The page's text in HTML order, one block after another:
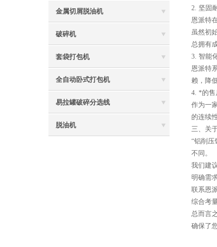
金属切屑脱油机
破碎机
套袋打包机
全自动卧式打包机
易拉罐破碎分选线
脱油机
2. 坚固
恩派特
虽然初
总拥有
3. 智能
恩派特
赖，降
4. *的售
作为一
的连续
三、关
“铝削压
不同。
我们建
明确需
联系恩
综合考
总而言
确保了